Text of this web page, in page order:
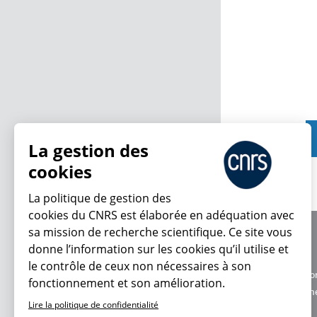
Charte
Données
La gestion des
cookies
La politique de gestion des
cookies du CNRS est élaborée en adéquation avec
sa mission de recherche scientifique. Ce site vous
donne l’information sur les cookies qu’il utilise et
le contrôle de ceux non nécessaires à son
fonctionnement et son amélioration.
Lire la politique de confidentialité